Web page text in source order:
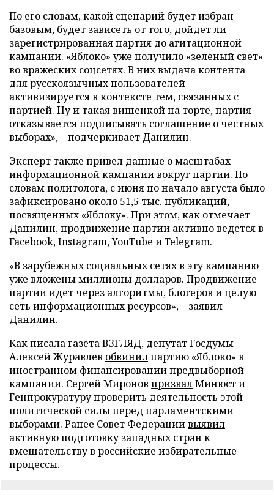
По его словам, какой сценарий будет избран
базовым, будет зависеть от того, дойдет ли
зарегистрированная партия до агитационной
кампании. «Яблоко» уже получило «зеленый свет»
во вражеских соцсетях. В них выдача контента
для русскоязычных пользователей
активизируется в контексте тем, связанных с
партией. Ну и такая вишенкой на торте, партия
отказывается подписывать соглашение о честных
выборах», – подчеркивает Данилин.
Эксперт также привел данные о масштабах
информационной кампании вокруг партии. По
словам политолога, с июня по начало августа было
зафиксировано около 51,5 тыс. публикаций,
посвященных «Яблоку». При этом, как отмечает
Данилин, продвижение партии активно ведется в
Facebook, Instagram, YouTube и Telegram.
«В зарубежных социальных сетях в эту кампанию
уже вложены миллионы долларов. Продвижение
партии идет через алгоритмы, блогеров и целую
сеть информационных ресурсов», – заявил
Данилин.
Как писала газета ВЗГЛЯД, депутат Госдумы
Алексей Журавлев обвинилпартию «Яблоко» в
иностранном финансировании предвыборной
кампании. Сергей Миронов призвалМинюст и
Генпрокуратуру проверить деятельность этой
политической силы перед парламентскими
выборами. Ранее Совет Федерациивыявил
активную подготовку западных стран к
вмешательству в российские избирательные
процессы.